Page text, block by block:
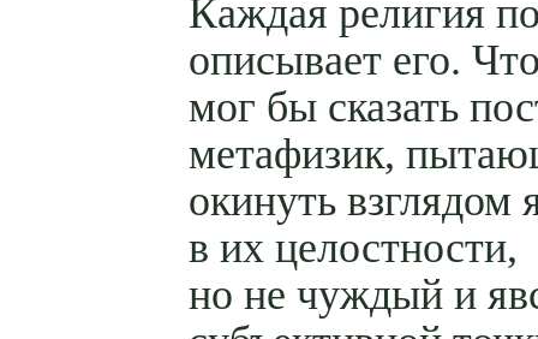
Каждая религия
описывает его.
мог бы сказать
метафизик,
окинуть взглядом
в их целостности,
но не чуждый и